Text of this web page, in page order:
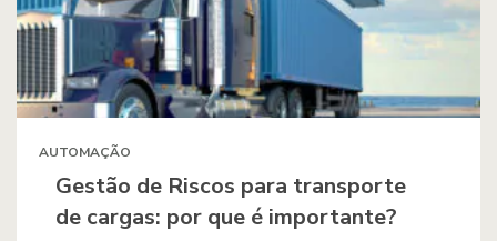
AUTOMAÇÃO
Gestão de Riscos para transporte
de cargas: por que é importante?